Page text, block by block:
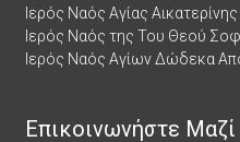
Ιερός Ναός Αγίας
Ιερός Ναός της Του Θεού
Ιερός Ναός Αγίων Δώδεκα
Επικοινωνήστε